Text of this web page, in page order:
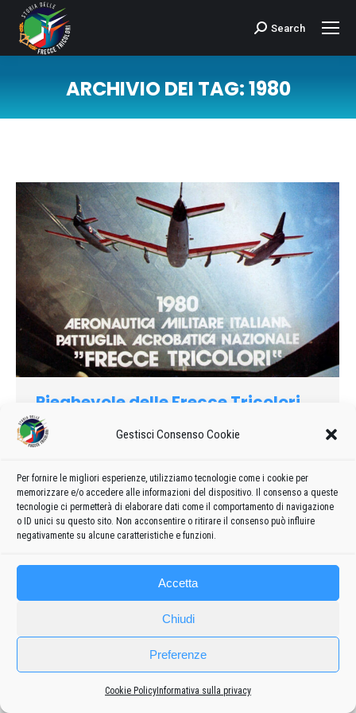
Gestisci Consenso Cookie
Per fornire le migliori esperienze, utilizziamo tecnologie come i cookie per
memorizzare e/o accedere alle informazioni del dispositivo. Il consenso a queste
tecnologie ci permetterà di elaborare dati come il comportamento di navigazione
o ID unici su questo sito. Non acconsentire o ritirare il consenso può influire
negativamente su alcune caratteristiche e funzioni.
Accetta
Chiudi
Preferenze
Cookie Policy Informativa sulla privacy
Cerca:Search
ARCHIVIO DEI TAG:1980
Pieghevole delle Frecce Tricolori
1980
1980
Privacy policy-Cookie policy